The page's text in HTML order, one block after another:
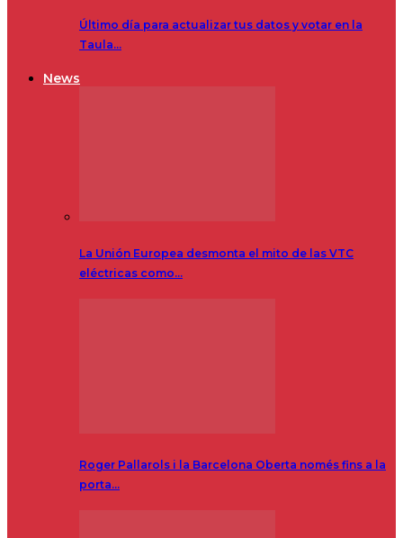
Último día para actualizar tus datos y votar en la
Taula…
News
La Unión Europea desmonta el mito de las VTC
eléctricas como…
Roger Pallarols i la Barcelona Oberta només fins a la
porta…